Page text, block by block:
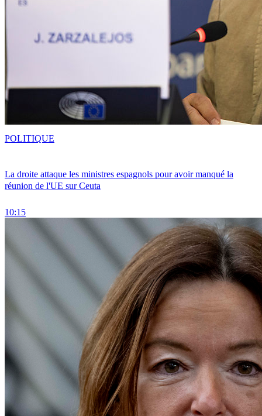
La droite attaque les ministres espagnols pour avoir manqué la
réunion de l'UE sur Ceuta
10:15
POLITIQUE